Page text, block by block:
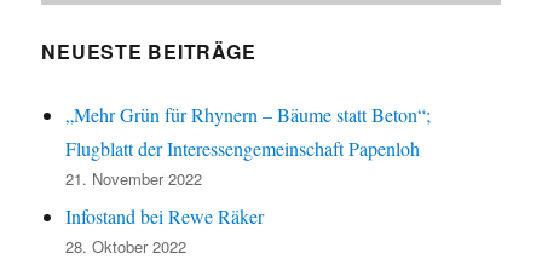
NEUESTE BEITRÄGE
„Mehr Grün für Rhynern – Bäume statt Beton“;
Flugblatt der Interessengemeinschaft Papenloh
21. November 2022
Infostand bei Rewe Räker
28. Oktober 2022